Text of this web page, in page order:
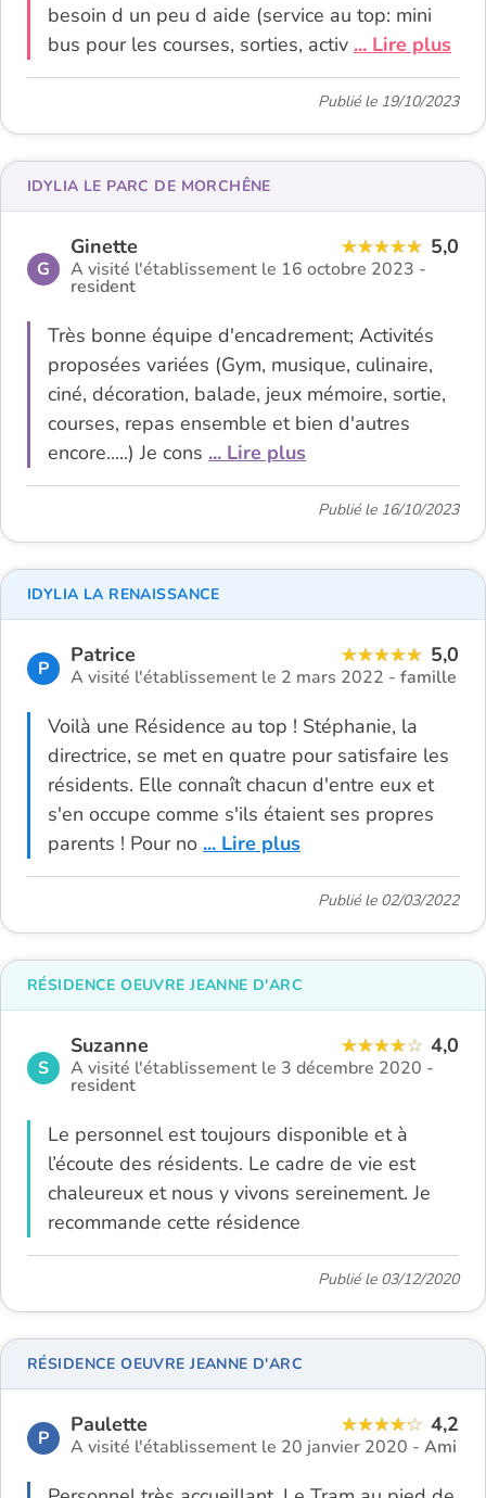
besoin d un peu d aide (service au top: mini
bus pour les courses, sorties, activ ... Lire plus
Publié le 19/10/2023
G
Ginette 5,0
A visité l'établissement le 16 octobre 2023 -
resident
Très bonne équipe d'encadrement; Activités
proposées variées (Gym, musique, culinaire,
ciné, décoration, balade, jeux mémoire, sortie,
courses, repas ensemble et bien d'autres
encore.....) Je cons ... Lire plus
IDYLIA LE PARC DE MORCHÊNE
Publié le 16/10/2023
P
Patrice 5,0
A visité l'établissement le 2 mars 2022 - famille
Voilà une Résidence au top ! Stéphanie, la
directrice, se met en quatre pour satisfaire les
résidents. Elle connaît chacun d'entre eux et
s'en occupe comme s'ils étaient ses propres
parents ! Pour no ... Lire plus
IDYLIA LA RENAISSANCE
Publié le 02/03/2022
S
Suzanne 4,0
A visité l'établissement le 3 décembre 2020 -
resident
Le personnel est toujours disponible et à
l’écoute des résidents. Le cadre de vie est
chaleureux et nous y vivons sereinement. Je
recommande cette résidence
RÉSIDENCE OEUVRE JEANNE D'ARC
Publié le 03/12/2020
P
Paulette 4,2
A visité l'établissement le 20 janvier 2020 - Ami
RÉSIDENCE OEUVRE JEANNE D'ARC